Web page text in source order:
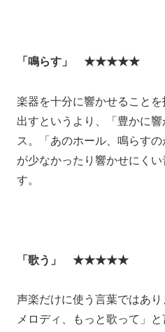
「鳴らす」 ★★★★★
楽器を十分に響かせること
出すというより、「豊かに
ス。「あのホール、鳴らす
が少なかったり響かせにく
す。
「歌う」 ★★★★★
声楽だけに使う言葉ではあ
メロディ、もっと歌って」